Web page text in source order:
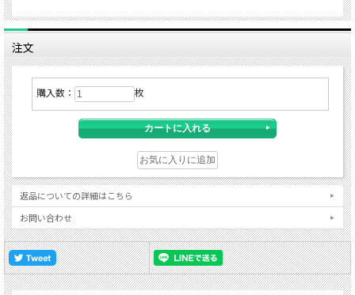
ム
寸法/重量
重量：1600g
・画面寸法と外寸法については、下図をご確認ください。
注文
購入数： 枚
返品についての詳細はこちら
お問い合わせ